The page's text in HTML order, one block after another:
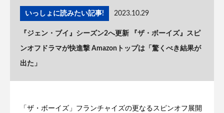
いっしょに読みたい記事! 2023.10.29
『ジェン・ブイ』シーズン2へ更新 『ザ・ボーイズ』スピ
ンオフドラマが快進撃 Amazonトップは「驚くべき結果が
出た」
「ザ・ボーイズ」フランチャイズの更なるスピンオフ展開